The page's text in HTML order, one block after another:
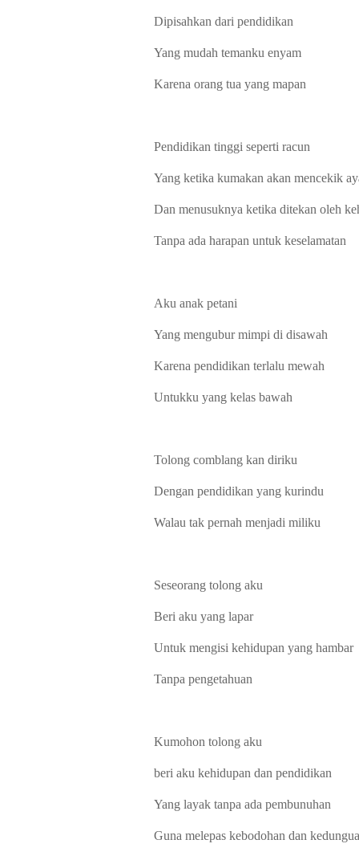
Dipisahkan dari pendidikan
Yang mudah temanku enyam
Karena orang tua yang mapan
Pendidikan tinggi seperti racun
Yang ketika kumakan akan mencekik
Dan menusuknya ketika ditekan oleh
Tanpa ada harapan untuk keselamatan
Aku anak petani
Yang mengubur mimpi di disawah
Karena pendidikan terlalu mewah
Untukku yang kelas bawah
Tolong comblang kan diriku
Dengan pendidikan yang kurindu
Walau tak pernah menjadi miliku
Seseorang tolong aku
Beri aku yang lapar
Untuk mengisi kehidupan yang hambar
Tanpa pengetahuan
Kumohon tolong aku
beri aku kehidupan dan pendidikan
Yang layak tanpa ada pembunuhan
Guna melepas kebodohan dan